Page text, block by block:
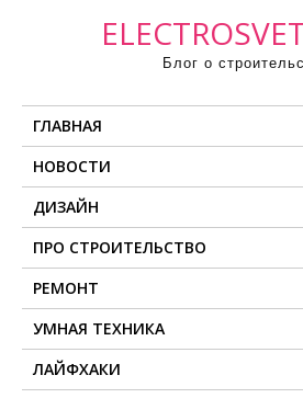
Блог о
ГЛАВНАЯ
НОВОСТИ
ДИЗАЙН
ПРО СТРОИТЕЛЬСТВО
РЕМОНТ
УМНАЯ ТЕХНИКА
ЛАЙФХАКИ